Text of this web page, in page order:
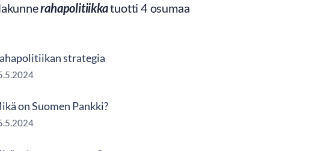
rahapolitiikkatuotti 4 osumaa
strategia
on Suomen Pankki?